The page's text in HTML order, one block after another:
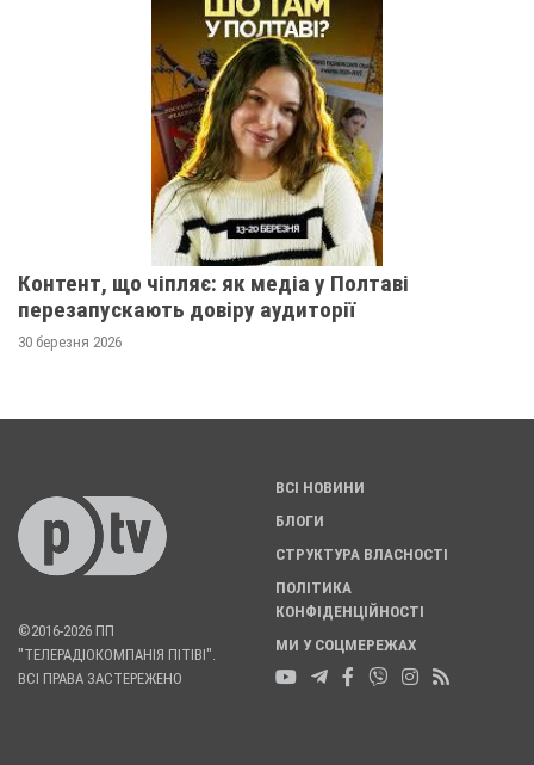
Контент, що чіпляє: як медіа у Полтаві
перезапускають довіру аудиторії
30 березня 2026
©2016-2026 ПП
"ТЕЛЕРАДІОКОМПАНІЯ ПІТІВІ".
ВСІ ПРАВА ЗАСТЕРЕЖЕНО
ВСІ НОВИНИ
БЛОГИ
СТРУКТУРА ВЛАСНОСТІ
ПОЛІТИКА
КОНФІДЕНЦІЙНОСТІ
МИ У СОЦМЕРЕЖАХ